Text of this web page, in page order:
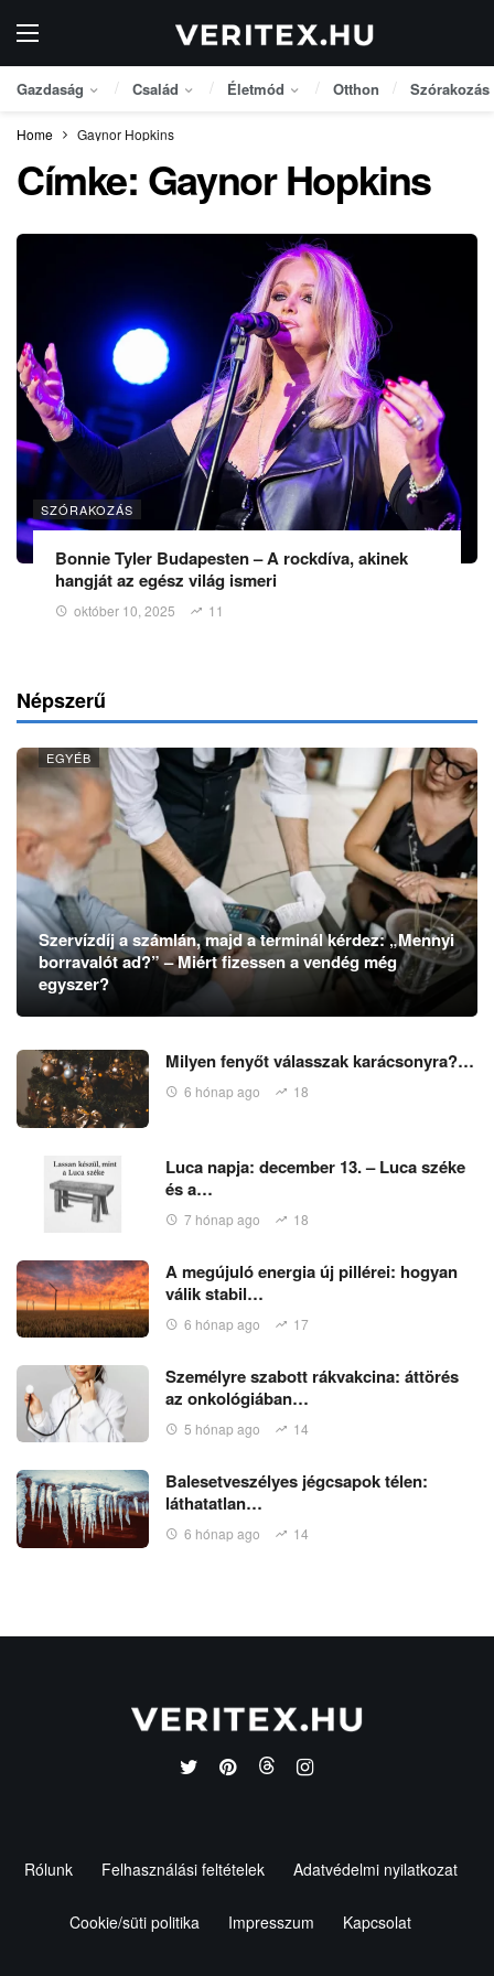
Gazdaság Család Életmód Otthon Szórakozás
Home Gaynor Hopkins
Címke: Gaynor Hopkins
SZÓRAKOZÁS
Bonnie Tyler Budapesten – A rockdíva, akinek
hangját az egész világ ismeri
október 10, 2025 11
Népszerű
EGYÉB
Szervízdíj a számlán, majd a terminál kérdez: „Mennyi
borravalót ad?” – Miért fizessen a vendég még
egyszer?
Milyen fenyőt válasszak karácsonyra?…
6 hónap ago 18
Luca napja: december 13. – Luca széke
és a…
7 hónap ago 18
A megújuló energia új pillérei: hogyan
válik stabil…
6 hónap ago 17
Személyre szabott rákvakcina: áttörés
az onkológiában…
5 hónap ago 14
Balesetveszélyes jégcsapok télen:
láthatatlan…
6 hónap ago 14
Rólunk Felhasználási feltételek Adatvédelmi nyilatkozat
Cookie/süti politika Impresszum Kapcsolat